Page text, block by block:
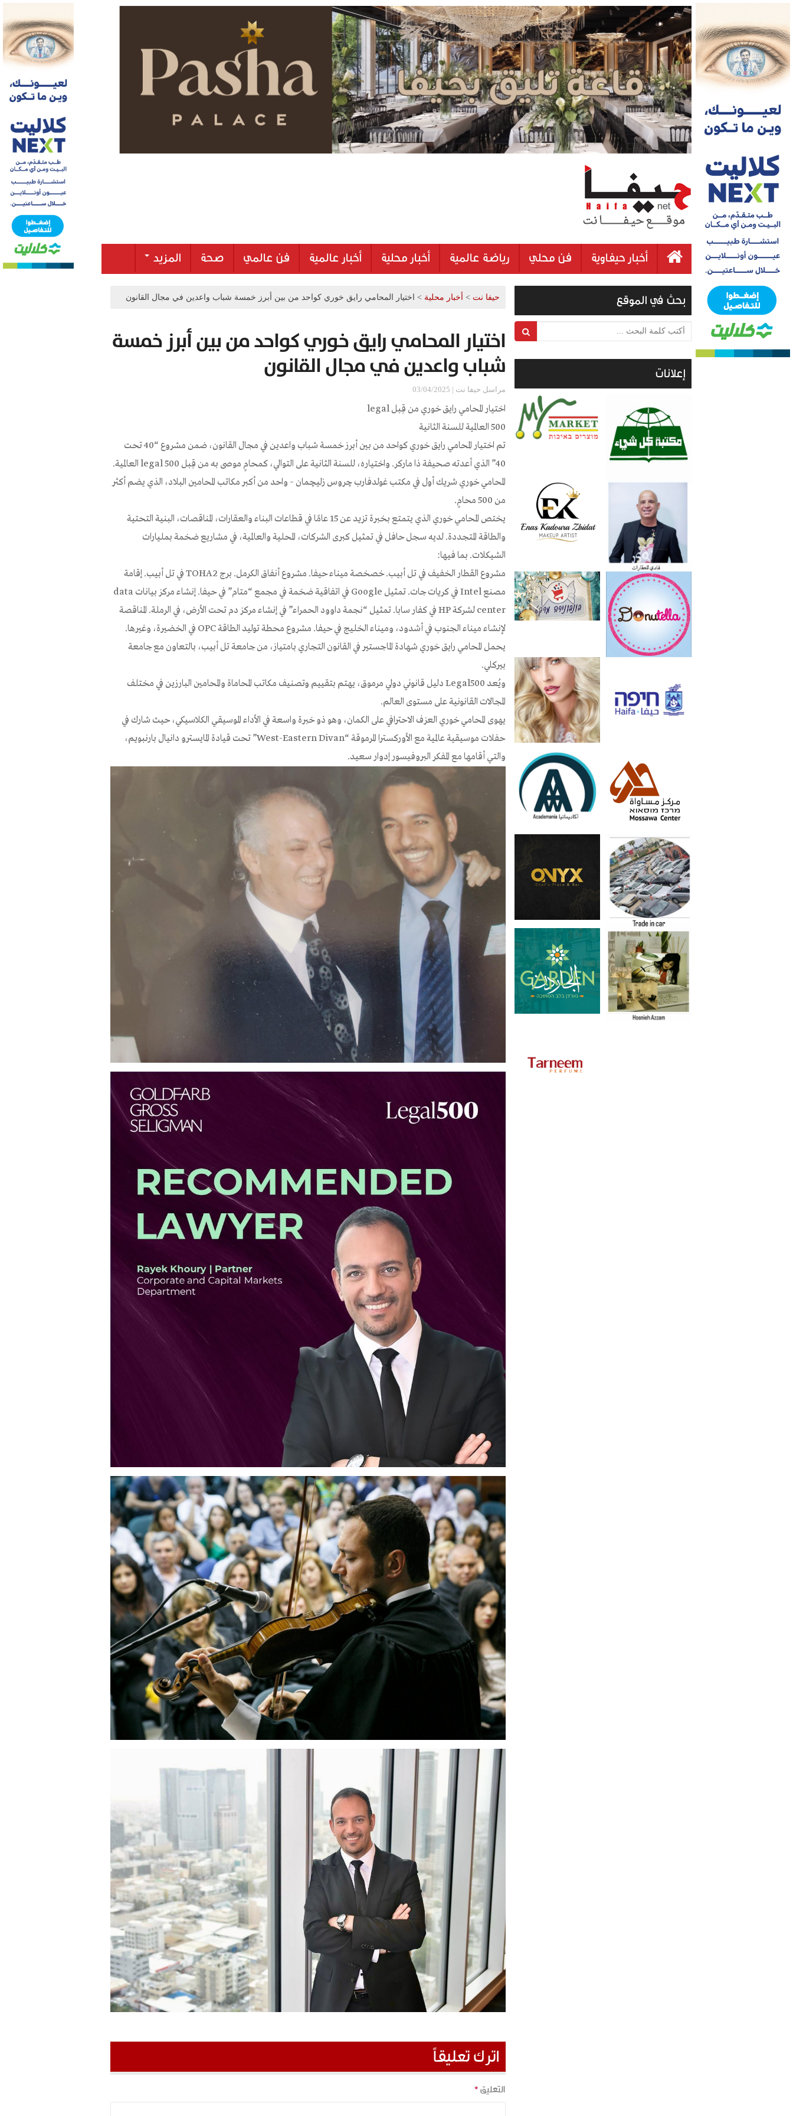
أخبار حيفاوية فن محلي رياضة عالمية أخبار محلية أخبار عالمية فن عالمي صحة المزيد
حيفا نت > أخبار محلية > اختيار المحامي رايق خوري كواحد من بين أبرز خمسة شباب واعدين في مجال القانون
اختيار المحامي رايق خوري كواحد من بين أبرز خمسة
شباب واعدين في مجال القانون
مراسل حيفا نت | 03/04/2025
اختيار المحامي رايق خوري من قِبل legal
500 العالمية للسنة الثانية
تم اختيار المحامي رايق خوري كواحد من بين أبرز خمسة شباب واعدين في مجال القانون، ضمن مشروع “40 تحت
40” الذي أعدته صحيفة ذا ماركر. واختياره، للسنة الثانية على التوالي، كمحامٍ موصى به من قِبل legal 500 العالمية.
المحامي خوري شريك أول في مكتب غولدفارب چروس زليچمان – واحد من أكبر مكاتب المحامين البلاد، الذي يضم أكثر
من 500 محامٍ.
يختص المحامي خوري الذي يتمتع بخبرة تزيد عن 15 عامًا في قطاعات البناء والعقارات، المناقصات، البنية التحتية
والطاقة المتجددة. لديه سجل حافل في تمثيل كبرى الشركات، المحلية والعالمية، في مشاريع ضخمة بمليارات
الشيكلات. بما فيها:
مشروع القطار الخفيف في تل أبيب. خصخصة ميناء حيفا. مشروع أنفاق الكرمل. برج TOHA 2 في تل أبيب. إقامة
مصنع Intel في كريات جات. تمثيل Google في اتفاقية ضخمة في مجمع “متام” في حيفا. إنشاء مركز بيانات data
center لشركة HP في كفار سابا. تمثيل “نجمة داوود الحمراء” في إنشاء مركز دم تحت الأرض، في الرملة. المناقصة
لإنشاء ميناء الجنوب في أشدود، وميناء الخليج في حيفا. مشروع محطة توليد الطاقة OPC في الخضيرة، وغيرها.
يحمل المحامي رايق خوري شهادة الماجستير في القانون التجاري بامتياز، من جامعة تل أبيب، بالتعاون مع جامعة
بيركلي. ​
ويُعد Legal500 دليل قانوني دولي مرموق، يهتم بتقييم وتصنيف مكاتب المحاماة والمحامين البارزين في مختلف
المجالات القانونية على مستوى العالم.
يهوى المحامي خوري العزف الاحترافي على الكمان، وهو ذو خبرة واسعة في الأداء الموسيقي الكلاسيكي، حيث شارك في
حفلات موسيقية عالمية مع الأوركسترا المرموقة “West-Eastern Divan” تحت قيادة المايسترو دانيال بارنبويم،
والتي أقامها مع المفكر البروفيسور إدوار سعيد.
اترك تعليقاً
التعليق*
بحث في الموقع
أكتب كلمة البحث ...
إعلانات